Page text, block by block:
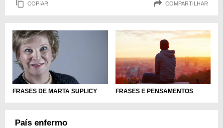
COPIAR COMPARTILHAR
FRASES DE MARTA SUPLICY FRASES E PENSAMENTOS
País enfermo